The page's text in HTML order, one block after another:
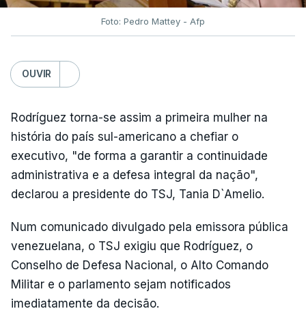
Foto: Pedro Mattey - Afp
OUVIR
Rodríguez torna-se assim a primeira mulher na
história do país sul-americano a chefiar o
executivo, "de forma a garantir a continuidade
administrativa e a defesa integral da nação",
declarou a presidente do TSJ, Tania D`Amelio.
Num comunicado divulgado pela emissora pública
venezuelana, o TSJ exigiu que Rodríguez, o
Conselho de Defesa Nacional, o Alto Comando
Militar e o parlamento sejam notificados
imediatamente da decisão.